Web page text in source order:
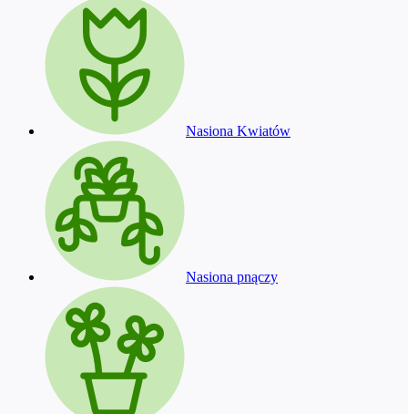
Nasiona Kwiatów
Nasiona pnączy